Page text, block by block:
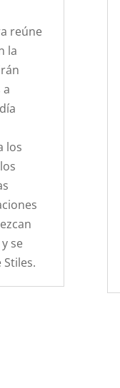
reúne
la
los
se